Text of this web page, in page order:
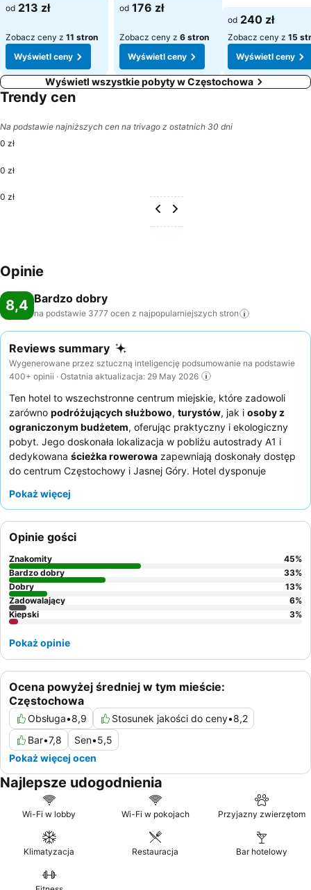
od 213 zł
Zobacz ceny z 11 stron
Wyświetl ceny
od 176 zł
Zobacz ceny z 6 stron
Wyświetl ceny
od 240 zł
Zobacz ceny z 15
Wyświetl ceny
Wyświetl wszystkie pobyty w Częstochowa
Trendy cen
Na podstawie najniższych cen na trivago z ostatnich 30 dni
0 zł
0 zł
0 zł
Opinie
8,4 Bardzo dobry
na podstawie 3777 ocen z najpopularniejszych stron
Reviews summary
Wygenerowane przez sztuczną inteligencję podsumowanie na podstawie
400+ opinii · Ostatnia aktualizacja: 29 May 2026
Ten hotel to wszechstronne centrum miejskie, które zadowoli
zarówno podróżujących służbowo, turystów, jak i osoby z
ograniczonym budżetem, oferując praktyczny i ekologiczny
pobyt. Jego doskonała lokalizacja w pobliżu autostrady A1 i
dedykowana ścieżka rowerowa zapewniają doskonały dostęp
do centrum Częstochowy i Jasnej Góry. Hotel dysponuje
zarówno pracy, jak i wypoczynkowi. Goście niezmiennie chwalą
urozmaicone śniadania w formie bufetu
regionalnymi specjałami. Aby zapewnić sobie spokojniejszy
pobyt, goście mogą poprosić o pokoje z oknami wychodzącymi
na stronę przeciwną do głównej drogi.
Pokaż więcej
Ocena powyżej średniej w tym mieście:
Częstochowa
Obsługa•8,9 Stosunek jakości do ceny•8,2
Bar•7,8 Sen•5,5
Pokaż więcej ocen
Opinie gości
Znakomity 45%
Bardzo dobry
33%
Dobry
13%
Zadowalający
6%
Kiepski
3%
Pokaż opinie
Najlepsze udogodnienia
Wi-Fi w lobby Wi-Fi w pokojach Przyjazny zwierzętom
Klimatyzacja Restauracja Bar hotelowy